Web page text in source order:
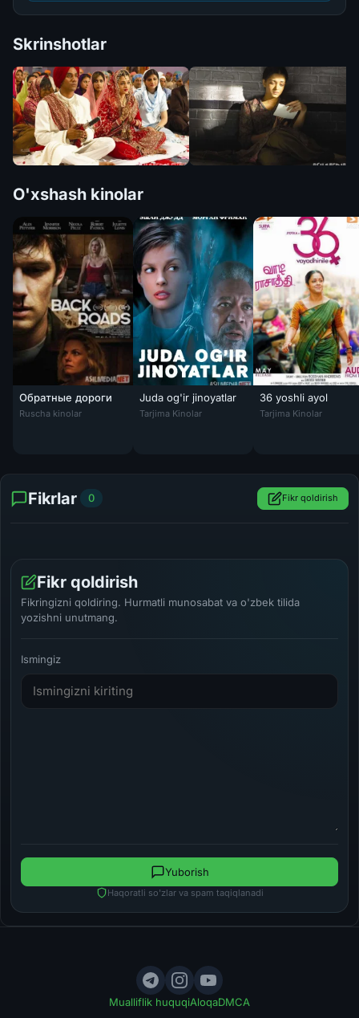
Skrinshotlar
O'xshash kinolar
Обратные дороги
Обратные дороги / Back Roads Tas-IX
Ruscha kinolar
Juda og'ir jinoyatlar
Juda og'ir jinoyatlar / O'ta og'ir jinoyat
Tarjima Kinolar
36 yoshli ayol
36 yoshli ayol /
Tarjima Kinolar
Fikrlar 0 Fikr qoldirish
Fikr qoldirish
Fikringizni qoldiring. Hurmatli munosabat va o'zbek tilida
yozishni unutmang.
Ismingiz
Haqoratli so'zlar va spam taqiqlanadi
Yuborish
Mualliflik huquqiAloqaDMCA